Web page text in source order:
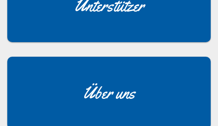
Unterstützer
Über uns